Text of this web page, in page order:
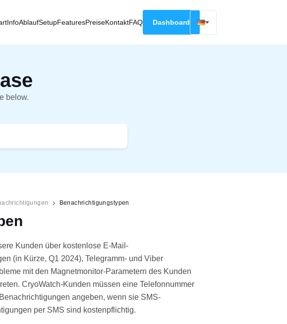
InfoAblaufSetupFeaturesPreiseKontaktFAQ Dashboard
below.
Benachrichtigungstypen
Kunden über kostenlose E-Mail-
(in Kürze, Q1 2024), Telegramm- und Viber
mit den Magnetmonitor-Parametern des Kunden
CryoWatch-Kunden müssen eine Telefonnummer
angeben, wenn sie SMS-
per SMS sind kostenpflichtig.